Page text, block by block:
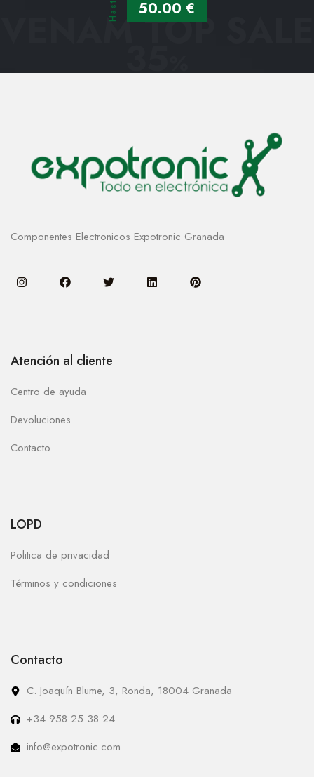
Hasta 50.00 €
VENAM TOP SALE
35
Componentes Electronicos Expotronic Granada
Atención al cliente
Centro de ayuda
Devoluciones
Contacto
LOPD
Politica de privacidad
Términos y condiciones
Contacto
C. Joaquín Blume, 3, Ronda, 18004 Granada
+34 958 25 38 24
info@expotronic.com